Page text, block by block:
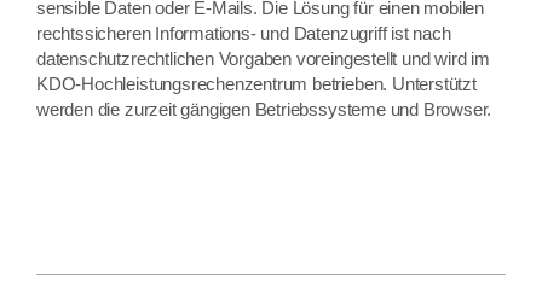
sensible Daten oder E-Mails. Die Lösung für einen mobilen
rechtssicheren Informations- und Datenzugriff ist nach
datenschutzrechtlichen Vorgaben voreingestellt und wird im
KDO-Hochleistungsrechenzentrum betrieben. Unterstützt
werden die zurzeit gängigen Betriebssysteme und Browser.